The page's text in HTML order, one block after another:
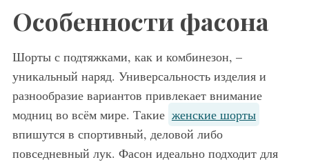
Особенности фасона
Шорты с подтяжками, как и комбинезон, –
уникальный наряд. Универсальность изделия и
разнообразие вариантов привлекает внимание
модниц во всём мире. Такие женские шорты
впишутся в спортивный, деловой либо
повседневный лук. Фасон идеально подходит для